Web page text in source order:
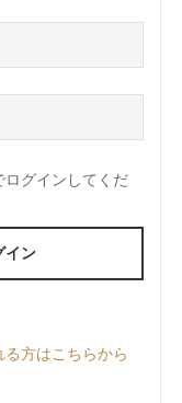
グインしてくだ
イン
方はこちらから